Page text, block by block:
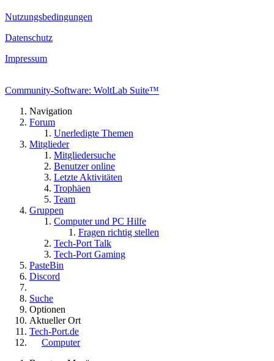
Nutzungsbedingungen
Datenschutz
Impressum
Community-Software: WoltLab Suite™
Navigation
Forum
Unerledigte Themen
Mitglieder
Mitgliedersuche
Benutzer online
Letzte Aktivitäten
Trophäen
Team
Gruppen
Computer und PC Hilfe
Fragen richtig stellen
Tech-Port Talk
Tech-Port Gaming
PasteBin
Discord
Suche
Optionen
Aktueller Ort
Tech-Port.de
Computer